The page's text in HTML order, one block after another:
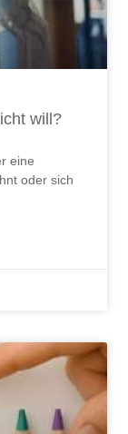
will?
eine
oder sich